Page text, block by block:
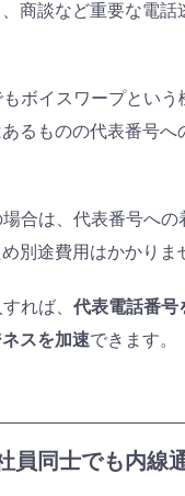
商談など重要な電話
ボイスワープという
るものの代表番号へ
合は、代表番号への
別途費用はかかりま
れば、 代表電話番号
スを加速できます。
員同士でも内線